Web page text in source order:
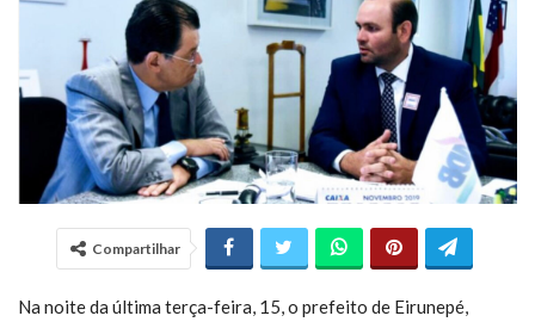
Compartilhar
Na noite da última terça-feira, 15, o prefeito de Eirunepé,